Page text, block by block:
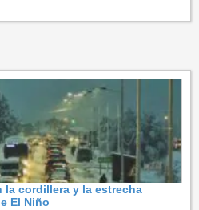
la cordillera y la estrecha
El Niño